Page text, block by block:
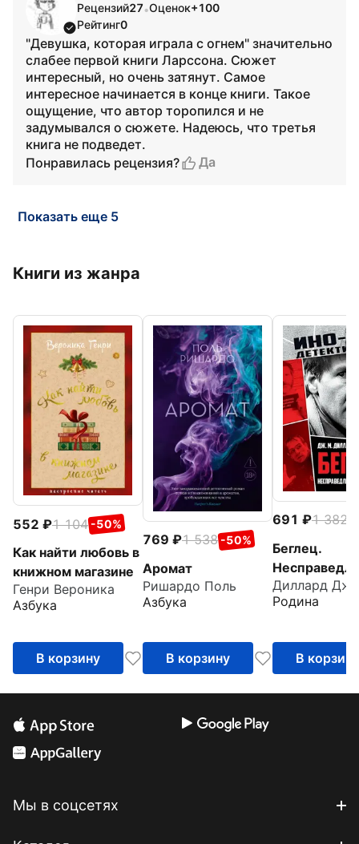
Рецензий27•Оценок+100
Рейтинг0
"Девушка, которая играла с огнем" значительно
слабее первой книги Ларссона. Сюжет
интересный, но очень затянут. Самое
интересное начинается в конце книги. Такое
ощущение, что автор торопился и не
задумывался о сюжете. Надеюсь, что третья
книга не подведет.
Понравилась рецензия?
Да
Показать еще 5
Книги из жанра
552 1 104 -50%
Как найти любовь в
книжном магазине
Генри Вероника
Азбука
В корзину
769 1 538 -50%
Аромат
Ришардо Поль
Азбука
В корзину
691 1 382
Беглец.
обвиненный
Диллард
Родина
В корзину
Мы в соцсетях